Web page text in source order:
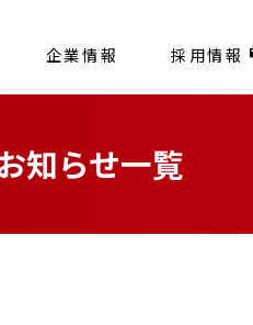
企業情報 採用情報
知らせ一覧